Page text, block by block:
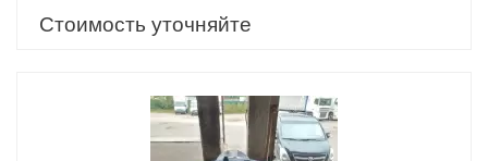
Стоимость уточняйте